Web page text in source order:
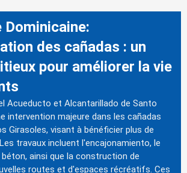
Dominicaine:
des cañadas : un
pour améliorer la vie
Acueducto et Alcantarillado de Santo
intervention majeure dans les cañadas
Girasoles, visant à bénéficier plus de
travaux incluent l'encajonamiento, le
ainsi que la construction de
routes et d'espaces récréatifs. Ces